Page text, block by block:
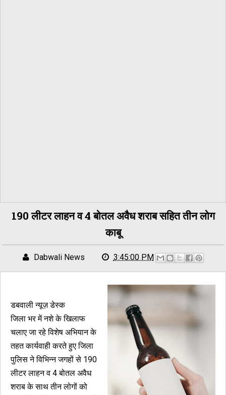
190 लीटर लाहन व 4 बोतल अवैध शराब सहित तीन लोग
काबू
Dabwali News 3:45:00 PM
डबवाली न्यूज़ डेस्क
जिला भर में नशे के खिलाफ
चलाए जा रहे विशेष अभियान के
तहत कार्यवाही करते हुए जिला
पुलिस ने विभिन्न जगहों से 190
लीटर लाहन व 4 बोतल अवैध
शराब के साथ तीन लोगों को